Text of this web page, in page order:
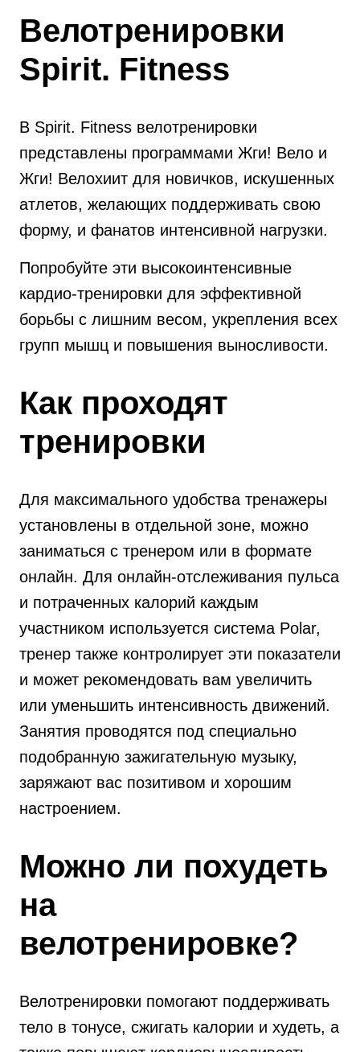
Велотренировки
Spirit. Fitness
В Spirit. Fitness велотренировки
представлены программами Жги! Вело и
Жги! Велохиит для новичков, искушенных
атлетов, желающих поддерживать свою
форму, и фанатов интенсивной нагрузки.
Попробуйте эти высокоинтенсивные
кардио-тренировки для эффективной
борьбы с лишним весом, укрепления всех
групп мышц и повышения выносливости.
Как проходят
тренировки
Для максимального удобства тренажеры
установлены в отдельной зоне, можно
заниматься с тренером или в формате
онлайн. Для онлайн-отслеживания пульса
и потраченных калорий каждым
участником используется система Polar,
тренер также контролирует эти показатели
и может рекомендовать вам увеличить
или уменьшить интенсивность движений.
Занятия проводятся под специально
подобранную зажигательную музыку,
заряжают вас позитивом и хорошим
настроением.
Можно ли похудеть
на
велотренировке?
Велотренировки помогают поддерживать
тело в тонусе, сжигать калории и худеть, а